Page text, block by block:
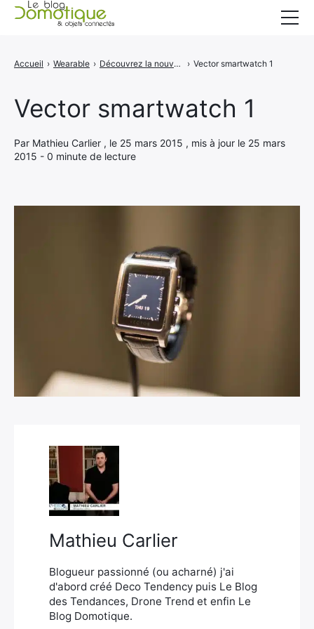
Vector smartwatch 1
Par Mathieu Carlier , le 25 mars 2015 , mis à jour le 25 mars
2015 - 0 minute de lecture
Accueil › Wearable › Découvrez la nouvelle Smartwatch Vector › Vector smartwatch 1
Mathieu Carlier
Blogueur passionné (ou acharné) j'ai
d'abord créé Deco Tendency puis Le Blog
des Tendances, Drone Trend et enfin Le
Blog Domotique.
A propos
CONTACT
Rechercher